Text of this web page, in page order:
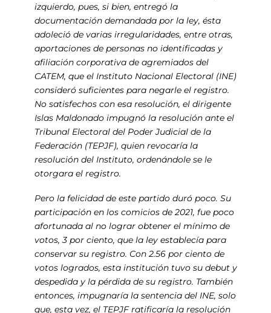
izquierdo, pues, si bien, entregó la
documentación demandada por la ley, ésta
adoleció de varias irregularidades, entre otras,
aportaciones de personas no identificadas y
afiliación corporativa de agremiados del
CATEM, que el Instituto Nacional Electoral (INE)
consideró suficientes para negarle el registro.
No satisfechos con esa resolución, el dirigente
Islas Maldonado impugnó la resolución ante el
Tribunal Electoral del Poder Judicial de la
Federación (TEPJF), quien revocaría la
resolución del Instituto, ordenándole se le
otorgara el registro.
Pero la felicidad de este partido duró poco. Su
participación en los comicios de 2021, fue poco
afortunada al no lograr obtener el mínimo de
votos, 3 por ciento, que la ley establecía para
conservar su registro. Con 2.56 por ciento de
votos logrados, esta institución tuvo su debut y
despedida y la pérdida de su registro. También
entonces, impugnaría la sentencia del INE, solo
que, esta vez, el TEPJF ratificaría la resolución